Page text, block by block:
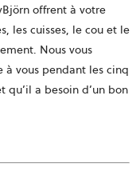
offrent à votre
les cuisses, le cou et le
Nous vous
vous pendant les cinq
qu’il a besoin d’un bon